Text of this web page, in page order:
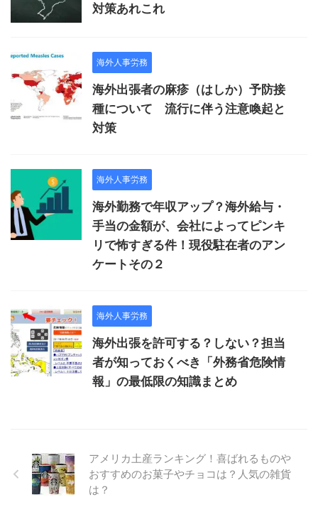
対策あれこれ
海外人事労務
海外出張者の麻疹（はしか）予防接
種について 流行に伴う注意喚起と
対策
海外人事労務
海外勤務で年収アップ？海外給与・
手当の金額が、会社によってピンキ
リで怖すぎる件！現役駐在者のアン
ケートその２
海外人事労務
海外出張を許可する？しない？担当
者が知っておくべき「外務省危険情
報」の最低限の知識まとめ
アメリカ土産ランキング！喜ばれるものや
おすすめのお菓子やチョコは？人気の雑貨
は？